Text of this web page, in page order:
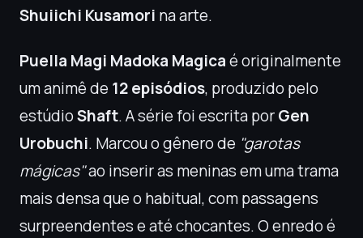
Shuiichi Kusamori na arte.
Puella Magi Madoka Magicaé originalmente
um animê de 12 episódios, produzido pelo
estúdioShaft. A série foi escrita porGen
Urobuchi. Marcou o gênero de "garotas
mágicas"ao inserir as meninas em uma trama
mais densa que o habitual, com passagens
surpreendentes e até chocantes. O enredo é